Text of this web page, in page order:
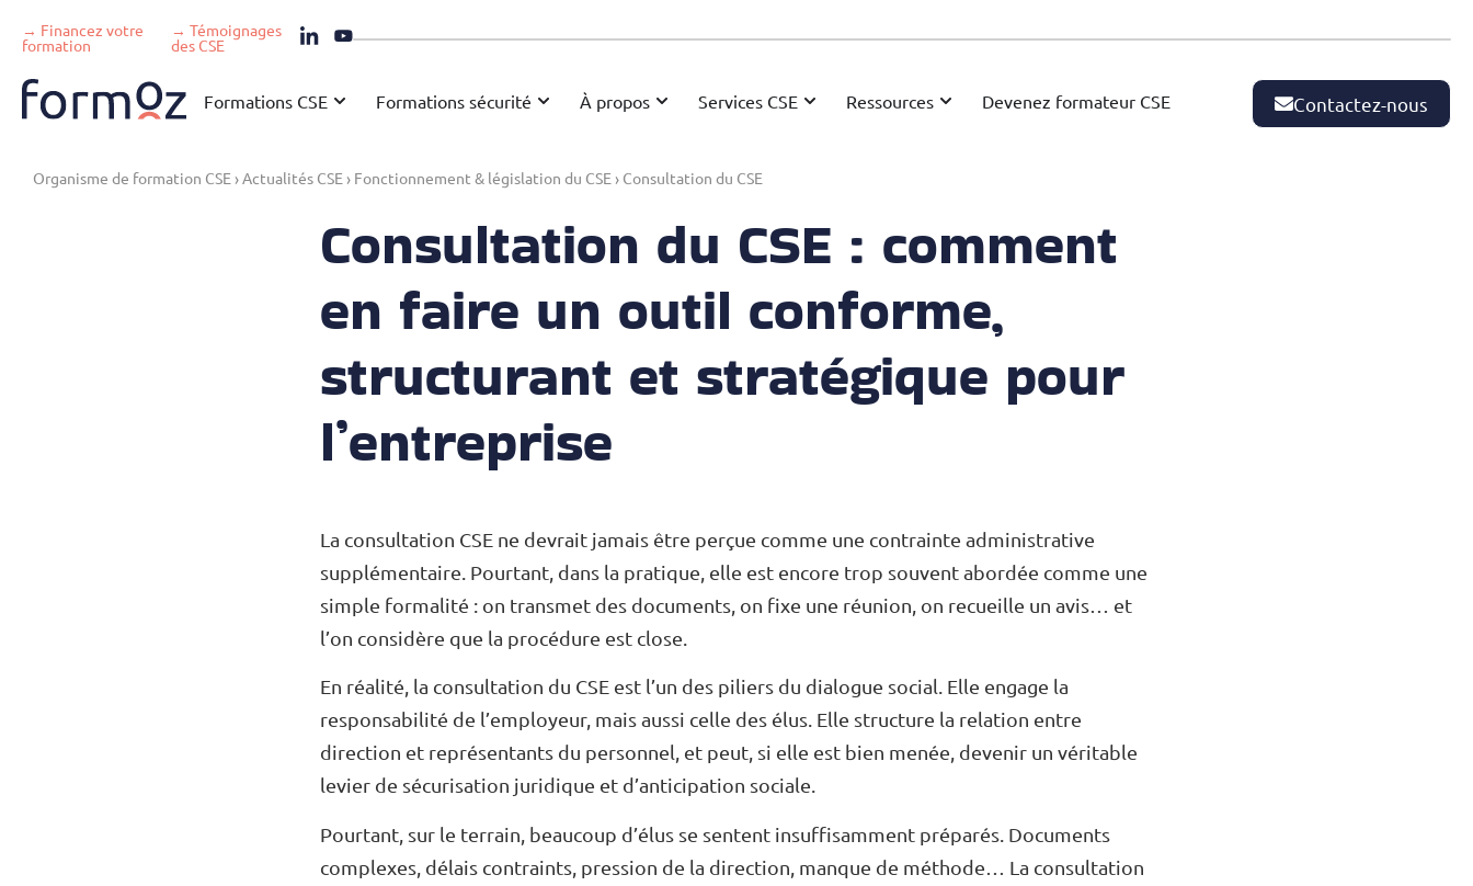
→ Financez votre
formation
→ Témoignages
des CSE
Formations CSE Formations sécurité À propos Services CSE Ressources Devenez formateur CSE Contactez-nous
Organisme de formation CSE › Actualités CSE › Fonctionnement & législation du CSE › Consultation du CSE
Consultation du CSE : comment
en faire un outil conforme,
structurant et stratégique pour
l’entreprise
La consultation CSE ne devrait jamais être perçue comme une contrainte administrative
supplémentaire. Pourtant, dans la pratique, elle est encore trop souvent abordée comme une
simple formalité : on transmet des documents, on fixe une réunion, on recueille un avis… et
l’on considère que la procédure est close.
En réalité, la consultation du CSE est l’un des piliers du dialogue social. Elle engage la
responsabilité de l’employeur, mais aussi celle des élus. Elle structure la relation entre
direction et représentants du personnel, et peut, si elle est bien menée, devenir un véritable
levier de sécurisation juridique et d’anticipation sociale.
Pourtant, sur le terrain, beaucoup d’élus se sentent insuffisamment préparés. Documents
complexes, délais contraints, pression de la direction, manque de méthode… La consultation